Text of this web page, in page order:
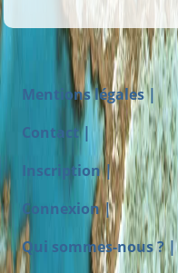
Mentions légales |
Contact |
Inscription |
Connexion |
Qui sommes-nous ? |